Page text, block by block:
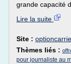
grande capacité
Lire la suite
Site :
Thèmes liés :
pour journaliste au